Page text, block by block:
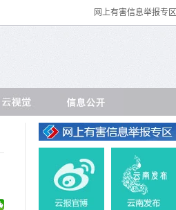
网上有害信息举报专区